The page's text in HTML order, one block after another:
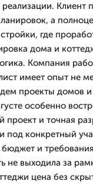
Клиент
а
где
дома и
Компания
имеет опыт не
проекты домов
особенно
проект и точная
под конкретный
бюджет и
не выходила за
цена без